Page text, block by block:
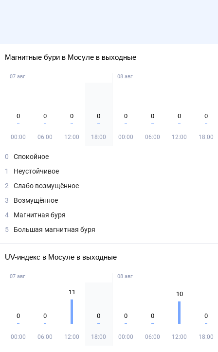
Магнитные бури в Мосуле в выходные
07 авг
0
00:00
0
06:00
0
12:00
0
18:00
08 авг
0
00:00
0
06:00
0
12:00
0
18:00
0
Спокойное
1
Неустойчивое
2
Слабо возмущённое
3
Возмущённое
4
Магнитная буря
5
Большая магнитная буря
UV-индекс в Мосуле в выходные
07 авг
0
00:00
0
06:00
11
12:00
0
18:00
08 авг
0
00:00
0
06:00
10
12:00
0
18:00